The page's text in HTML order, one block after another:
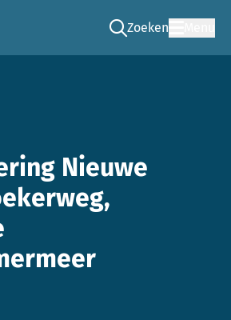
Zoeken
Ga naar de zoek
Nieuwe